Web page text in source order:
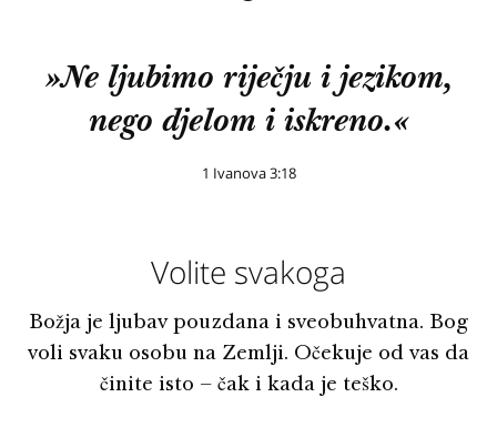
»Ne ljubimo riječju i jezikom,
nego djelom i iskreno.«
1 Ivanova 3:18
Volite svakoga
Božja je ljubav pouzdana i sveobuhvatna. Bog
voli svaku osobu na Zemlji. Očekuje od vas da
činite isto – čak i kada je teško.